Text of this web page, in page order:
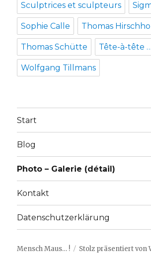
Sculptrices et sculpteurs
Sophie Calle Thomas
Thomas Schütte Tête-à-tête
Wolfgang Tillmans
Start
Blog
Photo – Galerie (détail)
Kontakt
Datenschutzerklärung
Mensch Maus… ! Stolz präsentiert von